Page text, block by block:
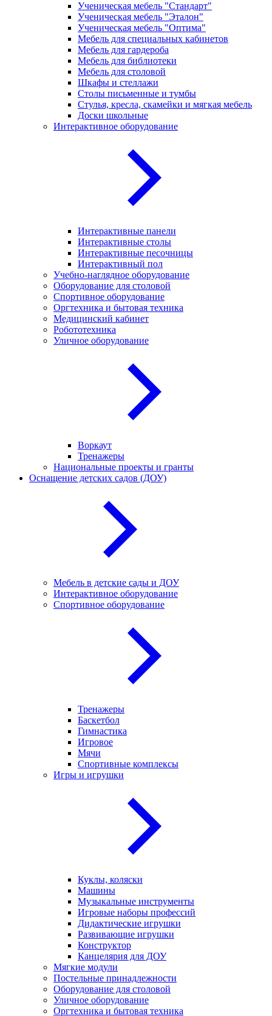
Ученическая мебель "Стандарт"
Ученическая мебель "Эталон"
Ученическая мебель "Оптима"
Мебель для специальных кабинетов
Мебель для гардероба
Мебель для библиотеки
Мебель для столовой
Шкафы и стеллажи
Столы письменные и тумбы
Стулья, кресла, скамейки и мягкая мебель
Доски школьные
Интерактивное оборудование
Интерактивные панели
Интерактивные столы
Интерактивные песочницы
Интерактивный пол
Учебно-наглядное оборудование
Оборудование для столовой
Спортивное оборудование
Оргтехника и бытовая техника
Медицинский кабинет
Робототехника
Уличное оборудование
Воркаут
Тренажеры
Национальные проекты и гранты
Оснащение детских садов (ДОУ)
Мебель в детские сады и ДОУ
Интерактивное оборудование
Спортивное оборудование
Тренажеры
Баскетбол
Гимнастика
Игровое
Мячи
Спортивные комплексы
Игры и игрушки
Куклы, коляски
Машины
Музыкальные инструменты
Игровые наборы профессий
Дидактические игрушки
Развивающие игрушки
Конструктор
Канцелярия для ДОУ
Мягкие модули
Постельные принадлежности
Оборудование для столовой
Уличное оборудование
Оргтехника и бытовая техника